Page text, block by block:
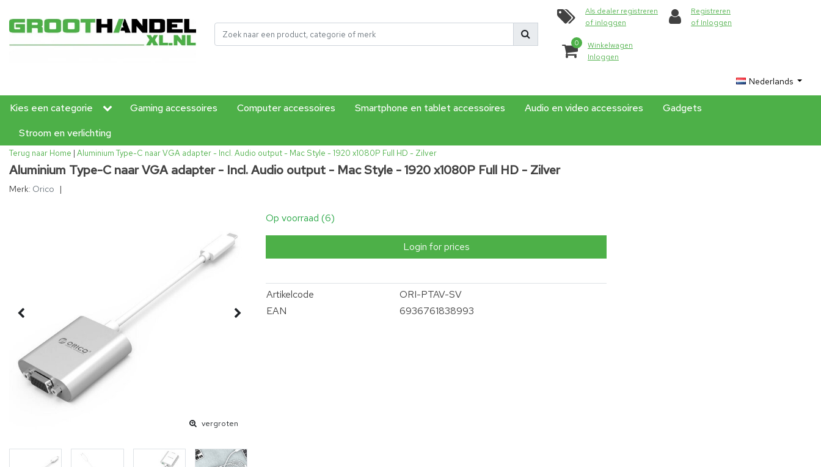
Als dealer registreren
of inloggen
Registreren
of Inloggen
0
Winkelwagen
Inloggen
Nederlands
Kies een categorie Gaming accessoires Computer accessoires Smartphone en tablet accessoires Audio en video accessoires
Gadgets
Stroom en verlichting
Terug naar Home | Aluminium Type-C naar VGA adapter - Incl. Audio output - Mac Style - 1920 x1080P Full HD - Zilver
Aluminium Type-C naar VGA adapter - Incl. Audio output - Mac Style - 1920 x1080P Full HD - Zilver
Merk: Orico |
vergroten
Op voorraad (6)
Login for prices
Artikelcode
ORI-PTAV-SV
EAN
6936761838993